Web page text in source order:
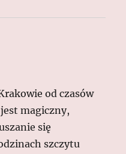
od czasów
magiczny,
się
szczytu